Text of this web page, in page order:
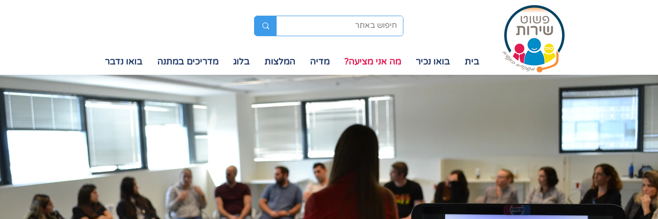
בית בואו נכיר מה אני מציעה? מדיה המלצות בלוג מדריכים במתנה בואו נדבר